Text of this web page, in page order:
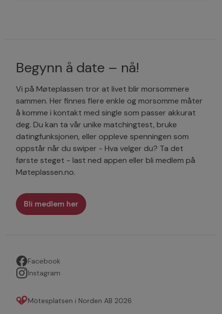
Begynn å date – nå!
Vi på Møteplassen tror at livet blir morsommere
sammen. Her finnes flere enkle og morsomme måter
å komme i kontakt med single som passer akkurat
deg. Du kan ta vår unike matchingtest, bruke
datingfunksjonen, eller oppleve spenningen som
oppstår når du swiper - Hva velger du? Ta det
første steget - last ned appen eller bli medlem på
Møteplassen.no.
Bli medlem her
Facebook
Instagram
Mötesplatsen i Norden AB 2026